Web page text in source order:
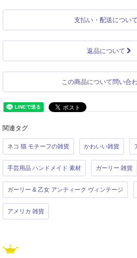
支払い・配送について
返品について
この商品について問い合
関連タグ
ネコ 猫 モチーフの雑貨 かわいい雑貨
手芸用品 ハンドメイド 素材 ガーリー 雑貨
ガーリー & 乙女 アンティーク ヴィンテージ
アメリカ 雑貨